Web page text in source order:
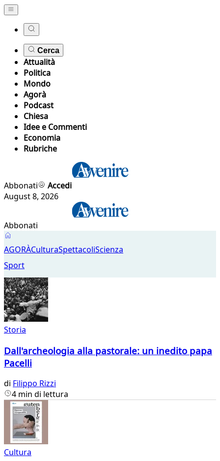
Cerca
Attualità
Politica
Mondo
Agorà
Podcast
Chiesa
Idee e Commenti
Economia
Rubriche
Abbonati
Accedi
August 8, 2026
Abbonati
Cultura
AGORÀCulturaSpettacoliScienza
Sport
Storia
Dall'archeologia alla pastorale: un inedito papa
Pacelli
di Filippo Rizzi
4 min di lettura
Cultura